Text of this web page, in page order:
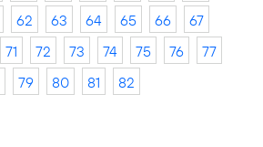
62 63 64 65 66
67
71 72 73 74 75 76
77
79 80 81 82